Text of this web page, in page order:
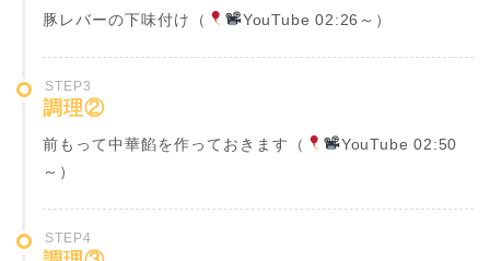
豚レバーの下味付け（ YouTube 02:26～）
STEP3
調理②
前もって中華餡を作っておきます（
YouTube 02:50
～）
STEP4